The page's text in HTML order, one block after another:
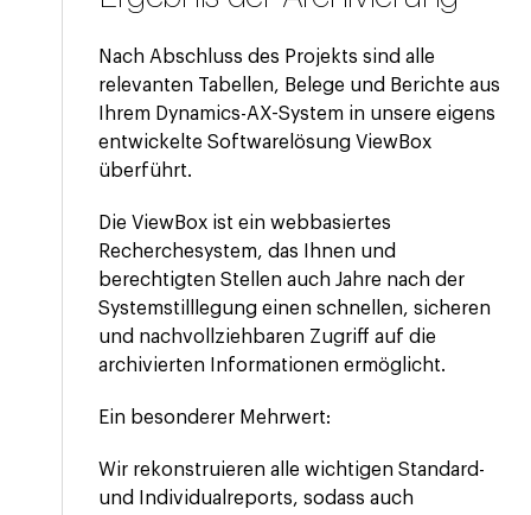
Nach Abschluss des Projekts sind alle
relevanten Tabellen, Belege und Berichte aus
Ihrem Dynamics-AX-System in unsere eigens
entwickelte Softwarelösung ViewBox
überführt.
Die ViewBox ist ein webbasiertes
Recherchesystem, das Ihnen und
berechtigten Stellen auch Jahre nach der
Systemstilllegung einen schnellen, sicheren
und nachvollziehbaren Zugriff auf die
archivierten Informationen ermöglicht.
Ein besonderer Mehrwert:
Wir rekonstruieren alle wichtigen Standard-
und Individualreports, sodass auch